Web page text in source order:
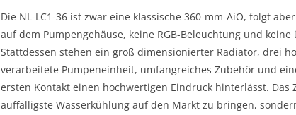
Die NL-LC1-36 ist zwar eine klassische 360-mm-AiO, folgt
auf dem Pumpengehäuse, keine RGB-Beleuchtung und
Stattdessen stehen ein groß dimensionierter Radiator, drei
verarbeitete Pumpeneinheit, umfangreiches Zubehör und
ersten Kontakt einen hochwertigen Eindruck hinterlässt.
auffälligste Wasserkühlung auf den Markt zu bringen,